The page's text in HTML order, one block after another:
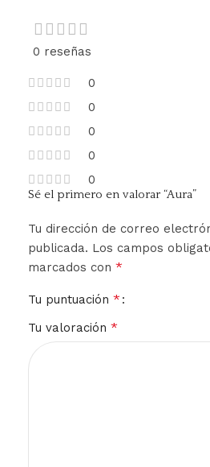
0 reseñas
0
0
0
0
0
Sé el primero en valorar “Aura”
Tu dirección de correo
publicada. Los campos
marcados con *
Tu puntuación *
Tu valoración *